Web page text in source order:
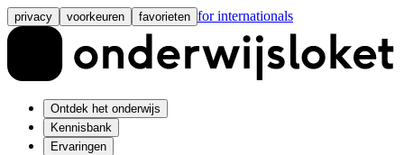
privacy voorkeuren favorieten for internationals
Ontdek het onderwijs
Kennisbank
Ervaringen